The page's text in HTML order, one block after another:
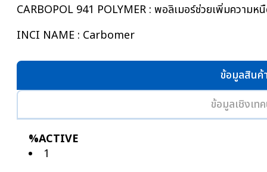
CARBOPOL 941 POLYMER : พอลิเมอร์ช่วยเพิ่มความ
INCI NAME : Carbomer
ข้อมูลสินค้
ข้อมูลเชิงเท
%ACTIVE
1